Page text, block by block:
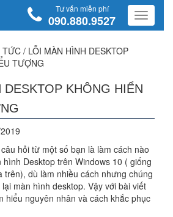
Tư vấn miễn phí
090.880.9527
TỨC/ LỖI MÀN HÌNH DESKTOP
TƯỢNG
DESKTOP KHÔNG HIỂN
hỏi từ một số bạn là làm cách nào
Desktop trên Windows 10 ( giống
trên), dù làm nhiều cách nhưng chúng
màn hình desktop. Vậy với bài viết
hiểu nguyên nhân và cách khắc phục